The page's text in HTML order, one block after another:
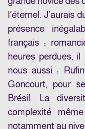
l’éternel. J’aurais
présence
français :
heures perdues,
nous aussi :
Goncourt, pour
Brésil. La
complexité
notamment au